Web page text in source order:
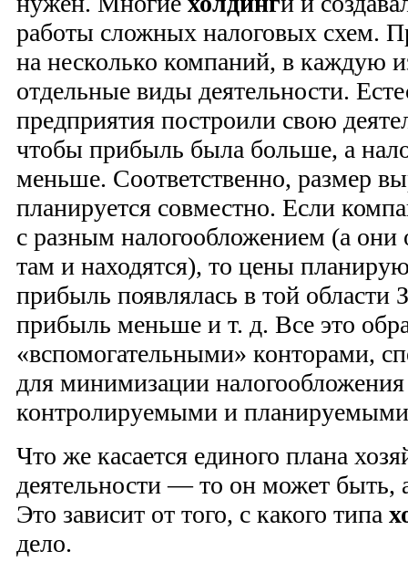
работы сложных налоговых схем.
на несколько компаний, в каждую
отдельные виды деятельности.
предприятия построили свою
чтобы прибыль была больше, а
меньше. Соответственно, размер
планируется совместно. Если
с разным налогообложением (а они
там и находятся), то цены
прибыль появлялась в той области
прибыль меньше и т. д. Все это
«вспомогательными» конторами,
для минимизации
контролируемыми и
Что же касается единого плана
деятельности — то он может быть,
Это зависит от того, с какого типа
дело.